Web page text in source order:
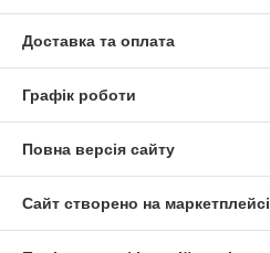
Доставка та оплата
Графік роботи
Повна версія сайту
Сайт створено на маркетплейсі